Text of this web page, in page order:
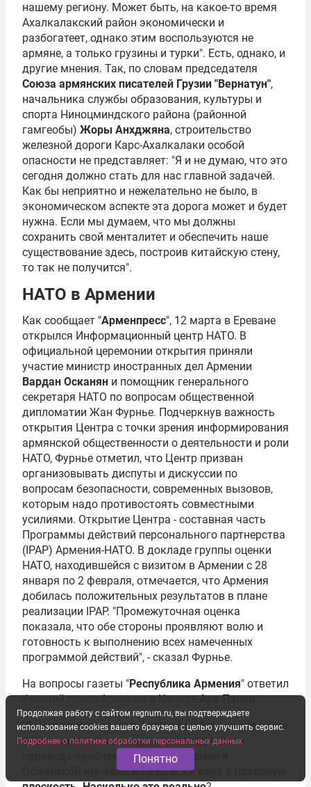
нашему региону. Может быть, на какое-то время
Ахалкалакский район экономически и
разбогатеет, однако этим воспользуются не
армяне, а только грузины и турки". Есть, однако, и
другие мнения. Так, по словам председателя
Союза армянских писателей Грузии "Вернатун",
начальника службы образования, культуры и
спорта Ниноцминдского района (районной
гамгеобы) Жоры Анхджяна, строительство
железной дороги Карс-Ахалкалаки особой
опасности не представляет: "Я и не думаю, что это
сегодня должно стать для нас главной задачей.
Как бы неприятно и нежелательно не было, в
экономическом аспекте эта дорога может и будет
нужна. Если мы думаем, что мы должны
сохранить свой менталитет и обеспечить наше
существование здесь, построив китайскую стену,
то так не получится".
НАТО в Армении
Как сообщает "Арменпресс", 12 марта в Ереване
открылся Информационный центр НАТО. В
официальной церемонии открытия приняли
участие министр иностранных дел Армении
Вардан Осканян и помощник генерального
секретаря НАТО по вопросам общественной
дипломатии Жан Фурнье. Подчеркнув важность
открытия Центра с точки зрения информирования
армянской общественности о деятельности и роли
НАТО, Фурнье отметил, что Центр призван
организовывать диспуты и дискуссии по
вопросам безопасности, современных вызовов,
которым надо противостоять совместными
усилиями. Открытие Центра - составная часть
Программы действий персонального партнерства
(IPAP) Армения-НАТО. В докладе группы оценки
НАТО, находившейся с визитом в Армении с 28
января по 2 февраля, отмечается, что Армения
добилась положительных результатов в плане
реализации IPAP. "Промежуточная оценка
показала, что обе стороны проявляют волю и
готовность к выполнению всех намеченных
программой действий", - сказал Фурнье.
На вопросы газеты "Республика Армения" ответил
бывший посол Армении в КанадеАра Папян:
"В последнее время в Армении и Турции все чаще
высказываются мнения о необходимости
перевода проблемы Геноцида армян в
Османской империи в начале ХХ века в правовую
Продолжая работу с сайтом regnum.ru, вы подтверждаете
использование cookies вашего браузера с целью улучшить сервис.
Подробнее о политике обработки персональных данных
Понятно